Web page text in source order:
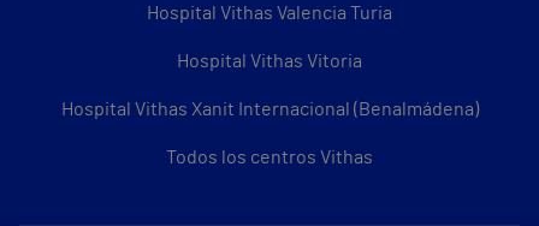
Hospital Vithas Valencia Turia
Hospital Vithas Vitoria
Hospital Vithas Xanit Internacional (Benalmádena)
Todos los centros Vithas